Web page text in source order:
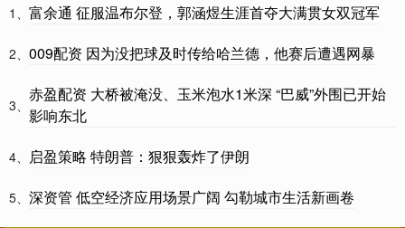
1、 富余通 征服温布尔登，郭涵煜生涯首夺大满贯女双冠军
2、 009配资 因为没把球及时传给哈兰德，他赛后遭遇网暴
3、
赤盈配资 大桥被淹没、玉米泡水1米深 “巴威”外围已开始
影响东北
4、 启盈策略 特朗普：狠狠轰炸了伊朗
5、 深资管 低空经济应用场景广阔 勾勒城市生活新画卷